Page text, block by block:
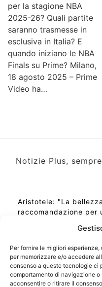
Per fornire le migliori
per memorizzare e/o accedere
consenso a queste tecnologie ci
comportamento di navigazione o
acconsentire o ritirare il
per la stagione NBA
2025-26? Quali partite
saranno trasmesse in
esclusiva in Italia? E
quando iniziano le NBA
Finals su Prime? Milano,
18 agosto 2025 – Prime
Video ha…
Notizie Plus,
Aristotele: "La
raccomandazione per
Ora Esatta in Italia in
Ti Senti Strano
la Risonanza di